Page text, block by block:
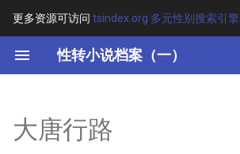
更多资源可访问 tsindex.org 多元性别搜索引擎
性转小说档案（一）
键
开
其他信息
大唐行路